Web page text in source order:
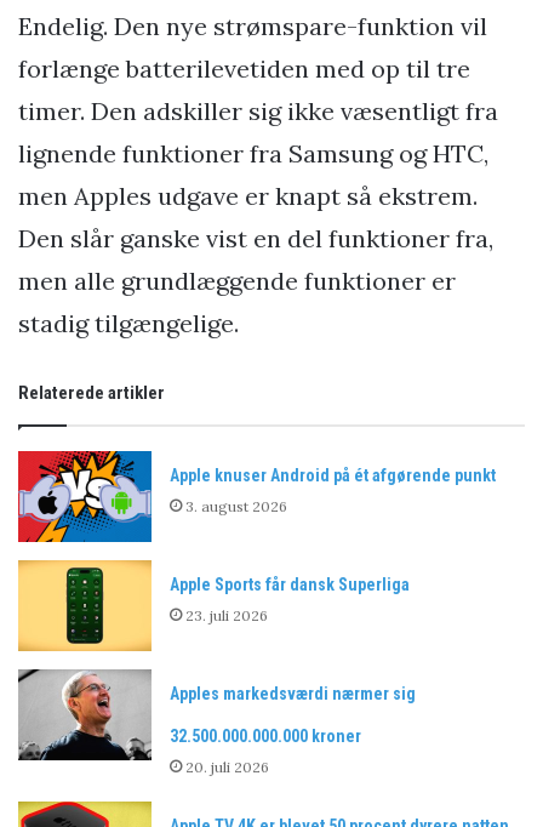
Endelig. Den nye strømspare-funktion vil
forlænge batterilevetiden med op til tre
timer. Den adskiller sig ikke væsentligt fra
lignende funktioner fra Samsung og HTC,
men Apples udgave er knapt så ekstrem.
Den slår ganske vist en del funktioner fra,
men alle grundlæggende funktioner er
stadig tilgængelige.
Relaterede artikler
Apple knuser Android på ét afgørende punkt
3. august 2026
Apple Sports får dansk Superliga
23. juli 2026
Apples markedsværdi nærmer sig
32.500.000.000.000 kroner
20. juli 2026